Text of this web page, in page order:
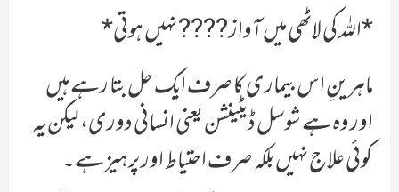
*اللہ کی لاٹھی میں آواز ???? نہیں ہوتی*
ماہرینِ اس بیماری کا صرف ایک حل بتا رہے ہیں
اور وہ ہے شوسل ڈیٹینشن یعنی انسانی دوری، لیکن یہ
کوئی علاج نہیں بلکہ صرف احتیاط اور پرہیز ہے۔